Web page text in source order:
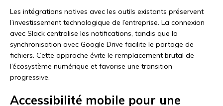
Les intégrations natives avec les outils existants préservent
l’investissement technologique de l’entreprise. La connexion
avec Slack centralise les notifications, tandis que la
synchronisation avec Google Drive facilite le partage de
fichiers. Cette approche évite le remplacement brutal de
l’écosystème numérique et favorise une transition
progressive.
Accessibilité mobile pour une